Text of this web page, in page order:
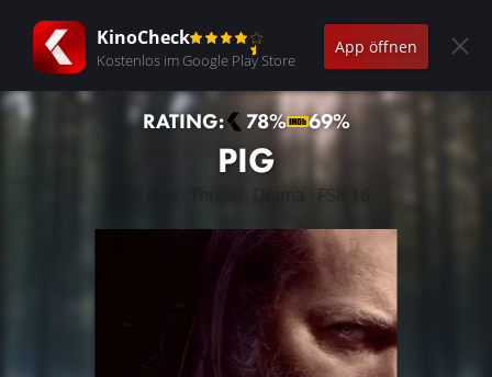
KinoCheck
Kostenlos im Google Play Store
App öffnen
RATING: 78% 69%
PIG
91 min · Thriller, Drama · FSK 16